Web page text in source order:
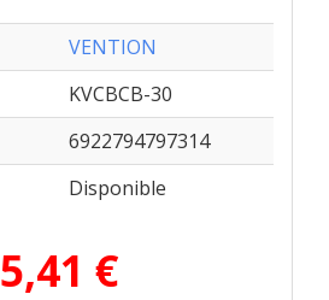
VENTION
KVCBCB-30
6922794797314
Disponible
5,41 €